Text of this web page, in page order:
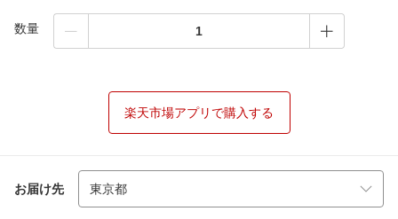
数量
楽天市場アプリで購入する
お届け先